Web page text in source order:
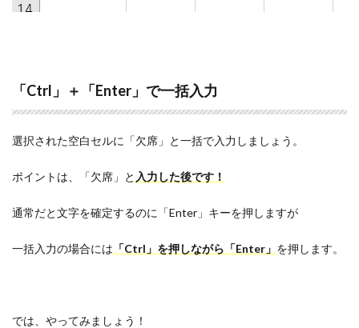
「Ctrl」＋「Enter」で一括入力
選択された空白セルに「欠席」と一括で入力しましょう。
ポイントは、「欠席」と 入力した後です！
通常だと文字を確定するのに「Enter」キーを押しますが
一括入力の場合には 「Ctrl」を押しながら「Enter」 を押します。
では、やってみましょう！